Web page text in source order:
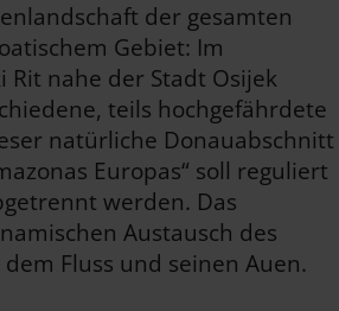
der gesamten
Gebiet: Im
Rit nahe der Stadt Osijek
teils hochgefährdete
natürliche Donauabschnitt
Europas“ soll reguliert
werden. Das
Austausch des
Fluss und seinen Auen.